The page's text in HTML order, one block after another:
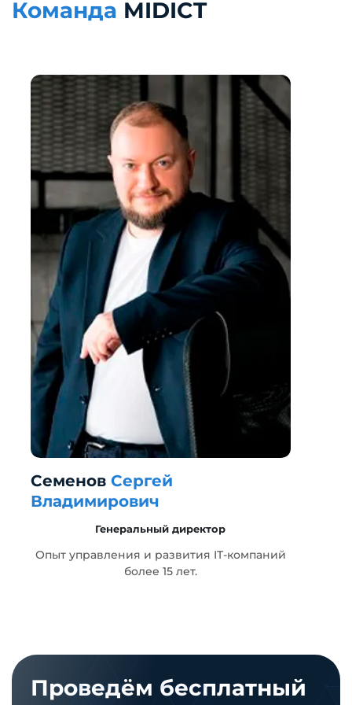
Команда MIDICT
Семенов Сергей
Владимирович
Генеральный директор
Опыт управления и развития IT-компаний
более 15 лет.
Проведём бесплатный